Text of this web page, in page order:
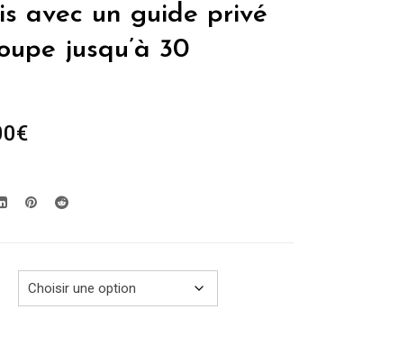
avec un guide privé
jusqu’à 30
€Plage
279.00€